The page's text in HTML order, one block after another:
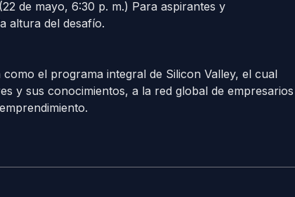
(22 de mayo, 6:30 p. m.) Para aspirantes y
altura del desafío.
como el programa integral de Silicon Valley, el cual
y sus conocimientos, a la red global de empresarios